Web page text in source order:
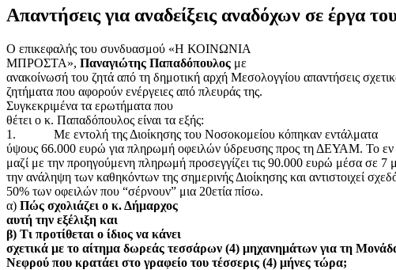
Απαντήσεις για αναδείξεις αναδόχων σε έργα
Ο επικεφαλής του συνδυασμού «Η ΚΟΙΝΩΝΙΑ
ΜΠΡΟΣΤΑ», Παναγιώτης Παπαδόπουλος με
ανακοίνωσή του ζητά από τη δημοτική αρχή Μεσολογγίου απαντήσεις
ζητήματα που αφορούν ενέργειες από πλευράς της.
Συγκεκριμένα τα ερωτήματα που
θέτει ο κ. Παπαδόπουλος είναι τα εξής:
1. Με εντολή της Διοίκησης του Νοσοκομείου κόπηκαν εντάλματα
ύψους 66.000 ευρώ για πληρωμή οφειλών ύδρευσης προς τη ΔΕΥΑΜ. Το
μαζί με την προηγούμενη πληρωμή προσεγγίζει τις 90.000 ευρώ μέσα σε 7
την ανάληψη των καθηκόντων της σημερινής Διοίκησης και αντιστοιχεί
50% των οφειλών που “σέρνουν” μια 20ετία πίσω.
α) Πώς σχολιάζει ο κ. Δήμαρχος
αυτή την εξέλιξη και
β) Τι προτίθεται ο ίδιος να κάνει
σχετικά με το αίτημα δωρεάς τεσσάρων (4) μηχανημάτων για τη
Νεφρού που κρατάει στο γραφείο του τέσσερις (4) μήνες τώρα;